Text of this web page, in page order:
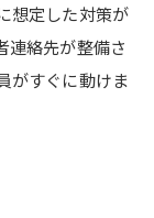
想定した対策が
連絡先が整備さ
がすぐに動けま